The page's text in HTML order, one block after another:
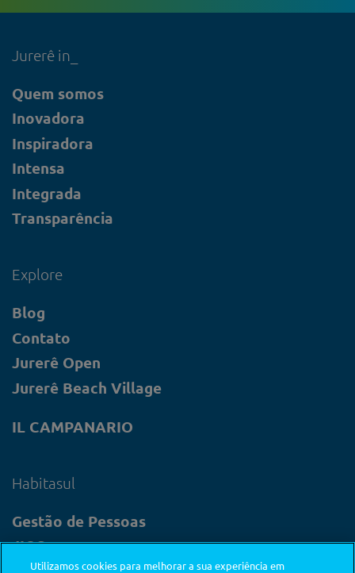
Jurerê in_
Quem somos
Inovadora
Inspiradora
Intensa
Integrada
Transparência
Explore
Blog
Contato
Jurerê Open
Jurerê Beach Village
IL CAMPANARIO
Habitasul
Gestão de Pessoas
JIQS
Utilizamos cookies para melhorar a sua experiência em